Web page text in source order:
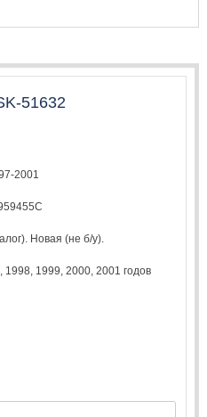
51632
2001
Новая (не б/у).
1998 1999 ,2000 ,2001 годов